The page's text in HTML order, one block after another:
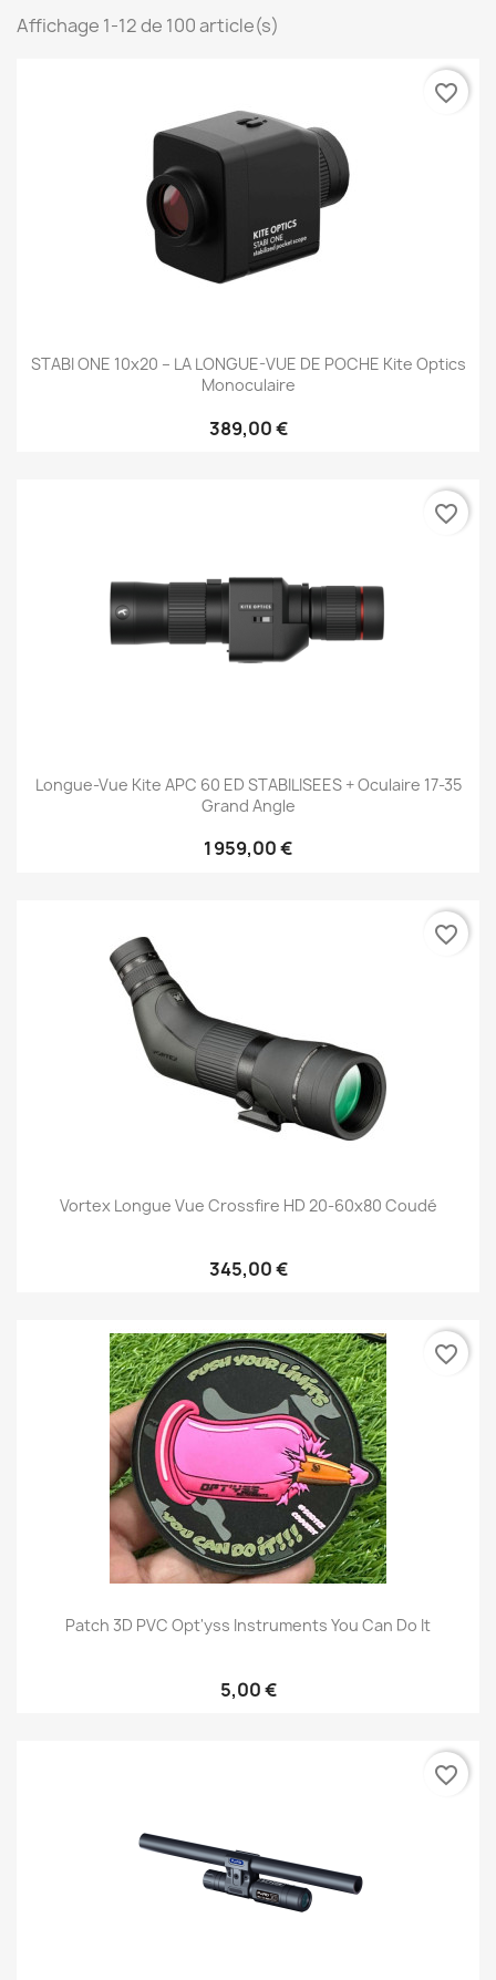
Affichage 1-12 de 100 article(s)
STABI ONE 10x20 – LA LONGUE-VUE DE POCHE Kite Optics
Monoculaire
389,00 €
favorite_border
Longue-Vue Kite APC 60 ED STABILISEES + Oculaire 17-35
Grand Angle
1 959,00 €
favorite_border
Vortex Longue Vue Crossfire HD 20-60x80 Coudé
345,00 €
favorite_border
Patch 3D PVC Opt'yss Instruments You Can Do It
5,00 €
favorite_border
favorite_border